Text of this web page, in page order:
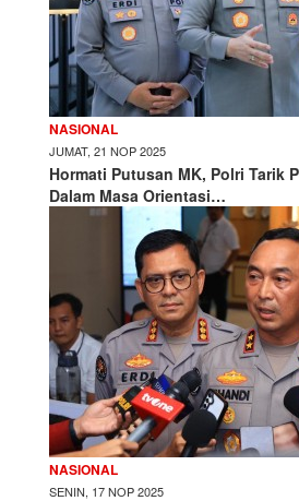
NASIONAL
JUMAT, 21 NOP 2025
Hormati Putusan MK, Polri Tarik
Dalam Masa Orientasi…
NASIONAL
SENIN, 17 NOP 2025